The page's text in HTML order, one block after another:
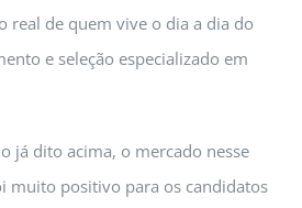
real de quem vive o dia a dia do
e seleção especializado em
já dito acima, o mercado nesse
muito positivo para os candidatos